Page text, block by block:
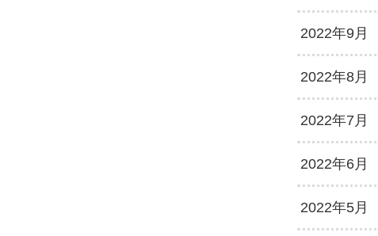
2022年9月
2022年8月
2022年7月
2022年6月
2022年5月